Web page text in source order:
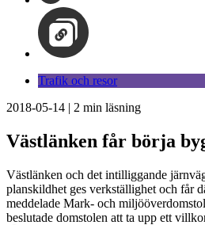
Trafik och resor
2018-05-14 | 2 min läsning
Västlänken får börja
Västlänken och det intilliggande
planskildhet ges verkställighet och får
meddelade Mark- och
beslutade domstolen att ta upp ett